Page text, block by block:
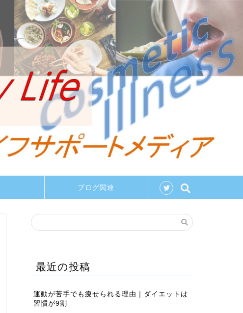
ブログ関連
最近の投稿
運動が苦手でも痩せられる理由｜ダイエットは
習慣が9割